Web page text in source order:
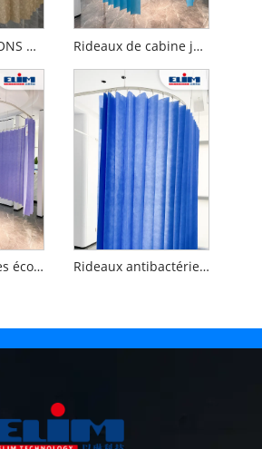
SNAP RIDICATIONS DE PRINCACY DIREPLÉS Rideaux de cabine jetables antimicrobiens
Rideaux jetables écologiques Rideaux antibactériens jetables